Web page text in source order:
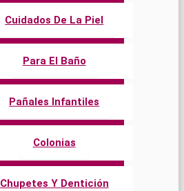
Cuidados De La Piel
Para El Baño
Pañales Infantiles
Colonias
Chupetes Y Dentición